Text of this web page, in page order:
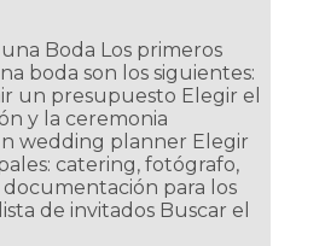
Boda Los primeros
boda son los siguientes:
un presupuesto Elegir el
y la ceremonia
wedding planner Elegir
catering, fotógrafo,
para los
de invitados Buscar el